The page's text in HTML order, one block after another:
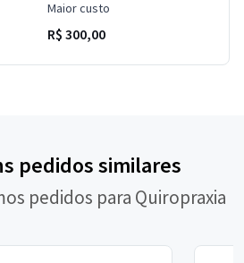
Maior custo
R$ 300,00
pedidos similares
pedidos para Quiropraxia